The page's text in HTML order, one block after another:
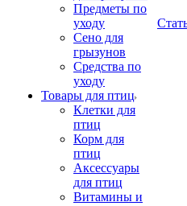
Предметы по
уходу
Сено для
грызунов
Средства по
уходу
Товары для птиц
Клетки для
птиц
Корм для
птиц
Аксессуары
для птиц
Витамины и